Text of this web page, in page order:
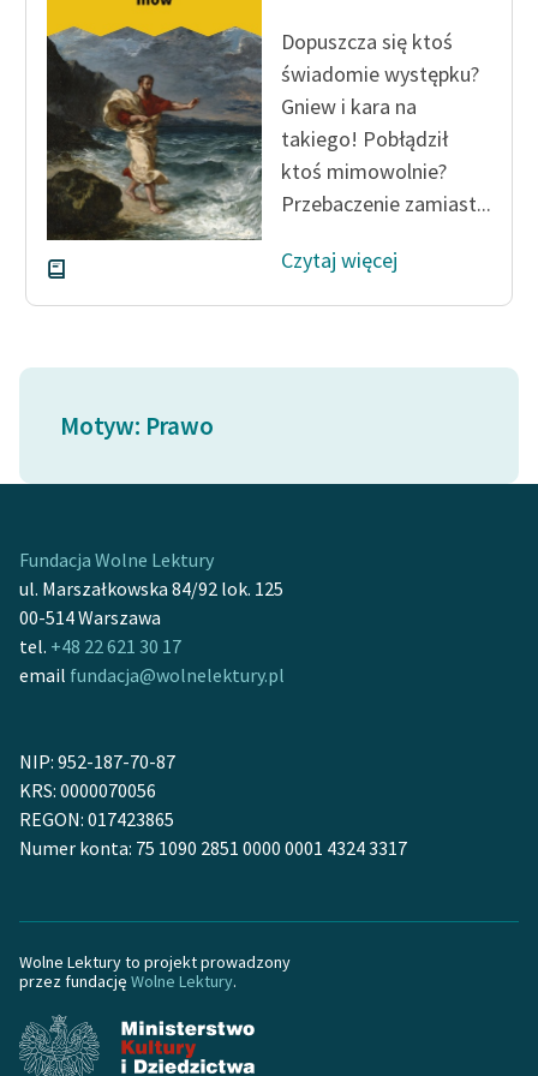
Ręce pełne poezji
Kolekcje edukacyjne
twórców przechodzących
do domeny publicznej,
lektur szkolnych oraz
Starego Testamentu
Odkurzamy bohaterów
Szkoła Poezji Wolnych
Lektur
Zasady wykorzystania
Wolnych Lektur
Logotypy
Polityka prywatności
Regulamin biblioteki
Dane fundacji i
Informacja o treściach
wrażliwych
Deklaracja dostępności
Dopuszcza się ktoś
świadomie występku?
Gniew i kara na
takiego! Pobłądził
ktoś mimowolnie?
Przebaczenie zamiast...
Czytaj więcej
Motyw: Prawo
Fundacja Wolne Lektury
ul. Marszałkowska 84/92 lok. 125
00-514 Warszawa
tel. +48 22 621 30 17
email fundacja@wolnelektury.pl
NIP: 952-187-70-87
KRS: 0000070056
REGON: 017423865
Numer konta: 75 1090 2851 0000 0001 4324 3317
Wolne Lektury to projekt prowadzony
przez fundację Wolne Lektury.